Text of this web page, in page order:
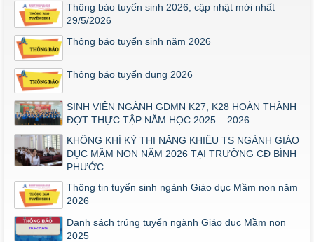
Thông báo tuyển sinh 2026; cập nhật mới nhất
29/5/2026
Thông báo tuyển sinh năm 2026
Thông báo tuyển dụng 2026
SINH VIÊN NGÀNH GDMN K27, K28 HOÀN THÀNH
ĐỢT THỰC TẬP NĂM HỌC 2025 – 2026
KHÔNG KHÍ KỲ THI NĂNG KHIẾU TS NGÀNH GIÁO
DỤC MẦM NON NĂM 2026 TẠI TRƯỜNG CĐ BÌNH
PHƯỚC
Thông tin tuyển sinh ngành Giáo dục Mầm non năm
2026
Danh sách trúng tuyển ngành Giáo dục Mầm non
2025